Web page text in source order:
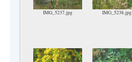
IMG_5237.jpg IMG_5238.jpg